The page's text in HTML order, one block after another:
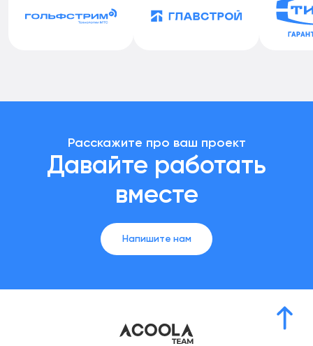
Расскажите про ваш проект
Давайте работать
вместе
Напишите нам